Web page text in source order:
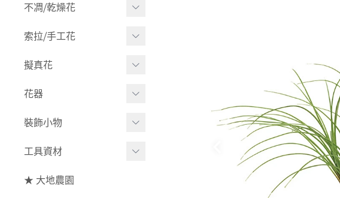
不凋⧸乾燥花
多色組合
- 其他
玫瑰
大玫瑰
索拉⧸手工花
索拉花(有花莖)
- 莉朵獨家水染
- 大地農園
索拉花(僅花頭)
擬真花
盆栽⧸成品
綜合花束
葉材⧸藤蔓
花器
小型花器
中大型花器
裝飾小物
裝飾⧸擺飾
花插
工具資材
工具⧸型錄
★ 大地農園